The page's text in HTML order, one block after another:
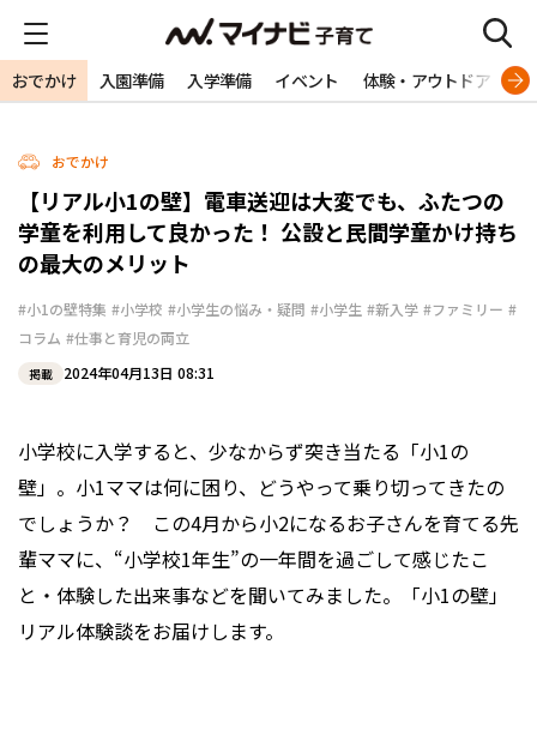
おでかけ 入園準備 入学準備 イベント 体験・アウトドア 旅
おでかけ
【リアル小1の壁】電車送迎は大変でも、ふたつの
学童を利用して良かった！ 公設と民間学童かけ持ち
の最大のメリット
#小1の壁特集 #小学校 #小学生の悩み・疑問 #小学生 #新入学 #ファミリー #
コラム #仕事と育児の両立
掲載 2024年04月13日 08:31
小学校に入学すると、少なからず突き当たる「小1の
壁」。小1ママは何に困り、どうやって乗り切ってきたの
でしょうか？ この4月から小2になるお子さんを育てる先
輩ママに、“小学校1年生”の一年間を過ごして感じたこ
と・体験した出来事などを聞いてみました。「小1の壁」
リアル体験談をお届けします。